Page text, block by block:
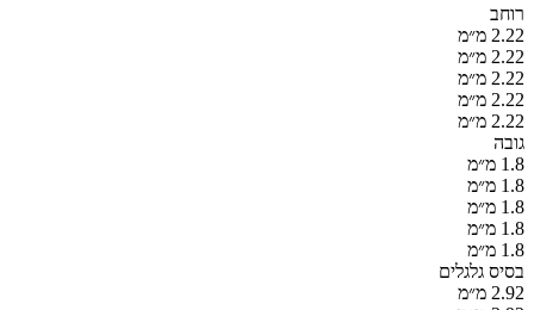
רוחב
2.22 מ״מ
2.22 מ״מ
2.22 מ״מ
2.22 מ״מ
2.22 מ״מ
גובה
1.8 מ״מ
1.8 מ״מ
1.8 מ״מ
1.8 מ״מ
1.8 מ״מ
בסיס גלגלים
2.92 מ״מ